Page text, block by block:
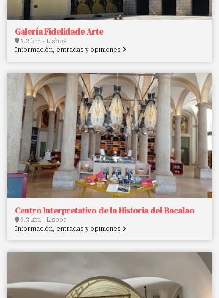
Galería Fidelidade Arte
3.2 km - Lisboa
Información, entradas y opiniones
Centro Interpretativo de la Historia del Bacalao
3.3 km - Lisboa
Información, entradas y opiniones